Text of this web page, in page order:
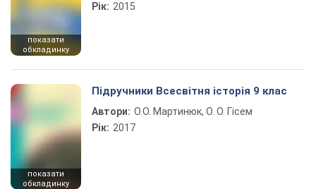
показати
обкладинку
Рік: 2015
показати
обкладинку
Підручники Всесвітня історія 9 клас
Автори: О.О. Мартинюк, О. О. Гісем
Рік: 2017